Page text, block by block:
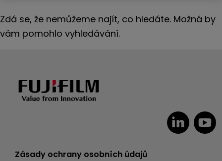
Zdá se, že nemůžeme najít, co hledáte. Možná by
vám pomohlo vyhledávání.
Zásady ochrany osobních údajů